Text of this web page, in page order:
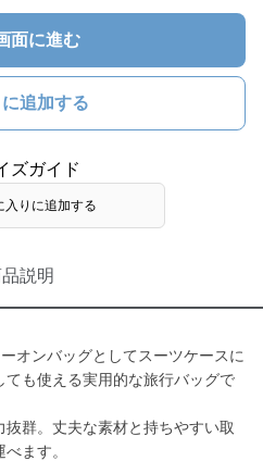
面に進む
追加する
入りに追加する
説明
オンバッグとしてスーツケースに
も使える実用的な旅行バッグで
群。丈夫な素材と持ちやすい取
ます。